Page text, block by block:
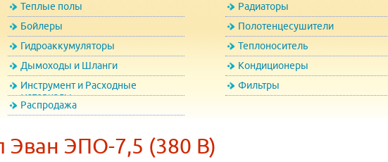
Теплые полы
Радиаторы
Бойлеры
Полотенцесушители
Гидроаккумуляторы
Теплоноситель
Дымоходы и Шланги
Кондиционеры
Инструмент и Расходные
материалы
Фильтры
Распродажа
Эван ЭПО-7,5 (380 В)